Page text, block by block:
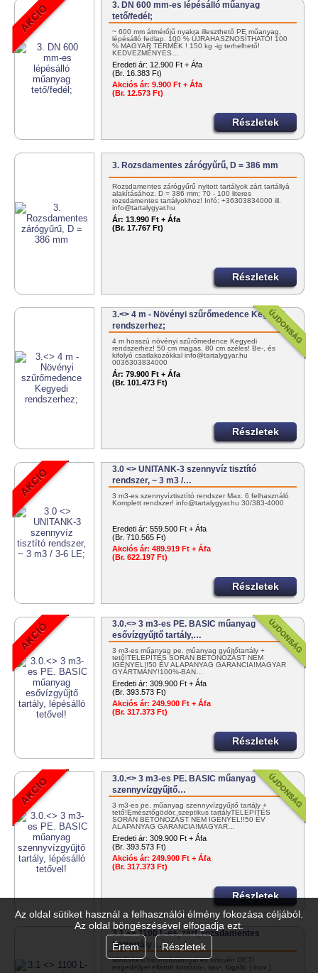
Az oldal sütiket használ a felhasználói élmény fokozása céljából.
Az oldal böngészésével elfogadja ezt.
Értem
Részletek
3. DN 600 mm-es lépésálló műanyag
tető/fedél;
~ 600 mm átmérőjű nyakra illeszthető PE műanyag,
lépésálló fedlap. 100 % ÚJRAHASZNOSÍTHATÓ! 100
% MAGYAR TERMÉK ! 150 kg -ig terhelhető!
KEDVEZMÉNYES…
Eredeti ár: 12.900 Ft + Áfa
(Br. 16.383 Ft)
Akciós ár: 9.900 Ft + Áfa
(Br. 12.573 Ft)
Részletek
3. Rozsdamentes zárógyűrű, D = 386 mm
Rozsdamentes zárógyűrű nyitott tartályok zárt tartállyá
alakításához. D = 386 mm; 70 - 100 literes
rozsdamentes tartályokhoz! Infó: +36303834000 ill.
info@tartalygyar.hu
Ár: 13.990 Ft + Áfa
(Br. 17.767 Ft)
Részletek
3.<> 4 m - Növényi szűrőmedence Kegyedi
rendszerhez;
4 m hosszú növényi szűrőmedence Kegyedi
rendszerhez! 50 cm magas, 80 cm széles! Be-, és
kifolyó csatlakozókkal info@tartalygyar.hu
0036303834000
Ár: 79.900 Ft + Áfa
(Br. 101.473 Ft)
Részletek
3.0 <> UNITANK-3 szennyvíz tisztító
rendszer, ~ 3 m3 /…
3 m3-es szennyvíztisztító rendszer Max. 6 felhasználó
Komplett rendszer! info@tartalygyar.hu 30/383-4000
Eredeti ár: 559.500 Ft + Áfa
(Br. 710.565 Ft)
Akciós ár: 489.919 Ft + Áfa
(Br. 622.197 Ft)
Részletek
3.0.<> 3 m3-es PE. BASIC műanyag
esővízgyűjtő tartály,…
3 m3-es műanyag pe. műanyag gyűjtőtartály +
tető!TELEPÍTÉS SORÁN BETONOZÁST NEM
IGÉNYEL!!50 ÉV ALAPANYAG GARANCIA!MAGYAR
GYÁRTMÁNY!100%-BAN…
Eredeti ár: 309.900 Ft + Áfa
(Br. 393.573 Ft)
Akciós ár: 249.900 Ft + Áfa
(Br. 317.373 Ft)
Részletek
3.0.<> 3 m3-es PE. BASIC műanyag
szennyvízgyűjtő…
3 m3-es pe. műanyag szennyvízgyűjtő tartály +
tető!Emésztőgödör, szeptikus tartályTELEPÍTÉS
SORÁN BETONOZÁST NEM IGÉNYEL!!50 ÉV
ALAPANYAG GARANCIA!MAGYAR…
Eredeti ár: 309.900 Ft + Áfa
(Br. 393.573 Ft)
Akciós ár: 249.900 Ft + Áfa
(Br. 317.373 Ft)
Részletek
3.1 <> 1100 L-es, zárt, rozsdamentes
bortartály /…
Minősítési bizonyítvánnyal és szlovén OÉTI
engedéllyel ellátott korrózió-, sav-, lúgálló ( inox )